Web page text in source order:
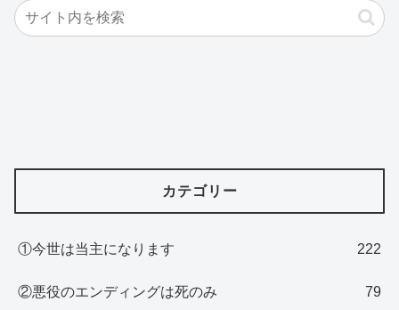
カテゴリー
①今世は当主になります 222
②悪役のエンディングは死のみ 79